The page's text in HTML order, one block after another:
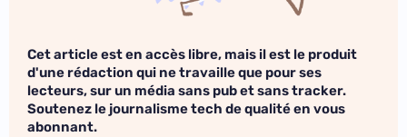
Cet article est en accès libre, mais il est le produit
d'une rédaction qui ne travaille que pour ses
lecteurs, sur un média sans pub et sans tracker.
Soutenez le journalisme tech de qualité en vous
abonnant.